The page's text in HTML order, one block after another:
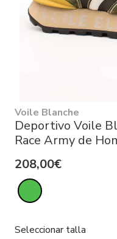
Voile Blanche
Deportivo Voile
Race Army de
208,00€
Seleccionar talla